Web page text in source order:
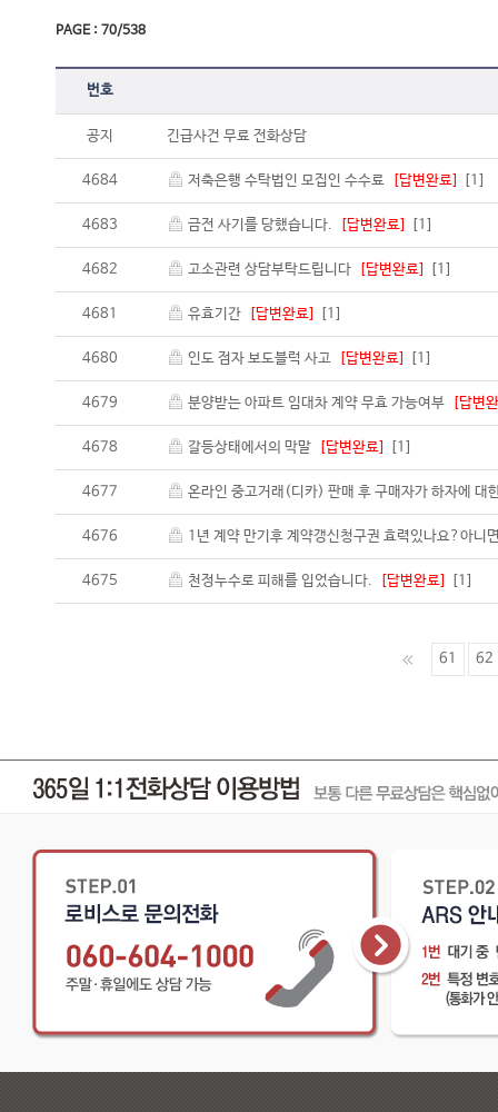
PAGE : 70/538
번호
공지 긴급사건 무료 전화상담
4684 저축은행 수탁법인 모집인 수수료 [답변완료] [1]
4683 금전 사기를 당했습니다. [답변완료] [1]
4682 고소관련 상담부탁드립니다 [답변완료] [1]
4681 유효기간 [답변완료] [1]
4680 인도 점자 보도블럭 사고 [답변완료] [1]
4679 분양받는 아파트 임대차 계약 무효 가능여부 [답변
4678 갈등상태에서의 막말 [답변완료] [1]
4677 온라인 중고거래(디카) 판매 후 구매자가 하자에
4676 1년 계약 만기후 계약갱신청구권 효력있나요?아
4675 천정누수로 피해를 입었습니다. [답변완료] [1]
61 62